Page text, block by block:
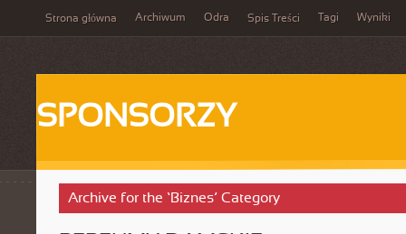
Strona główna Archiwum Odra Spis Treści Tagi Wyniki
SPONSORZY
Archive for the ‘Biznes’ Category